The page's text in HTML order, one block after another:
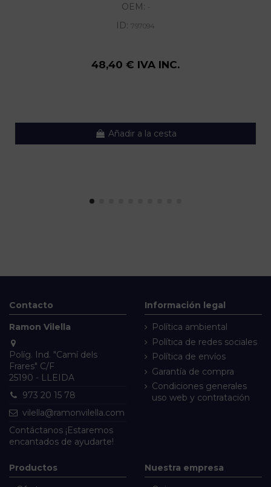
OEM: -
ID: 797094
48,40 € IVA INC.
Añadir a la cesta
Contacto
Ramon Vilella
Políg. Ind. "Camí dels
Frares" C/F
25190 - LLEIDA
973 20 15 78
vilella@ramonvilella.com
Contáctanos ¡Estaremos
encantados de ayudarte!
Información legal
Política ambiental
Política de redes sociales
Política de envíos
Garantía de compra
Condiciones generales
uso web y contratación
Productos Nuestra empresa